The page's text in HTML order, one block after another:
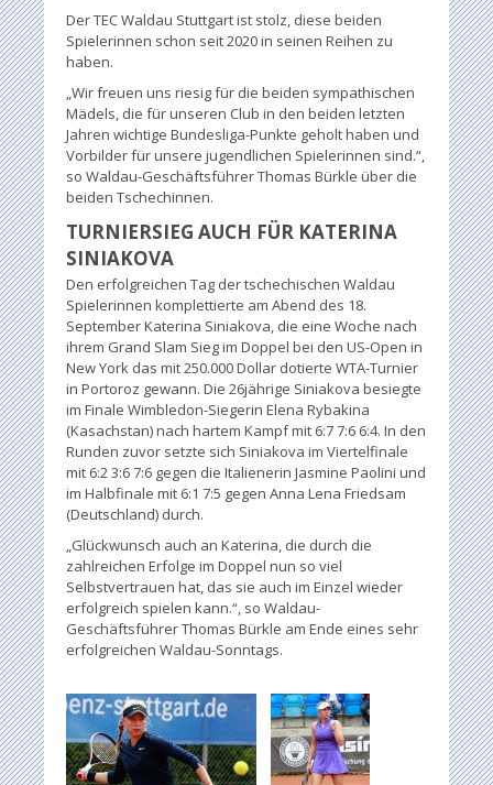
Der TEC Waldau Stuttgart ist stolz, diese beiden
Spielerinnen schon seit 2020 in seinen Reihen zu
haben.
„Wir freuen uns riesig für die beiden sympathischen
Mädels, die für unseren Club in den beiden letzten
Jahren wichtige Bundesliga-Punkte geholt haben und
Vorbilder für unsere jugendlichen Spielerinnen sind.“,
so Waldau-Geschäftsführer Thomas Bürkle über die
beiden Tschechinnen.
TURNIERSIEG AUCH FÜR KATERINA
SINIAKOVA
Den erfolgreichen Tag der tschechischen Waldau
Spielerinnen komplettierte am Abend des 18.
September Katerina Siniakova, die eine Woche nach
ihrem Grand Slam Sieg im Doppel bei den US-Open in
New York das mit 250.000 Dollar dotierte WTA-Turnier
in Portoroz gewann. Die 26jährige Siniakova besiegte
im Finale Wimbledon-Siegerin Elena Rybakina
(Kasachstan) nach hartem Kampf mit 6:7 7:6 6:4. In den
Runden zuvor setzte sich Siniakova im Viertelfinale
mit 6:2 3:6 7:6 gegen die Italienerin Jasmine Paolini und
im Halbfinale mit 6:1 7:5 gegen Anna Lena Friedsam
(Deutschland) durch.
„Glückwunsch auch an Katerina, die durch die
zahlreichen Erfolge im Doppel nun so viel
Selbstvertrauen hat, das sie auch im Einzel wieder
erfolgreich spielen kann.“, so Waldau-
Geschäftsführer Thomas Bürkle am Ende eines sehr
erfolgreichen Waldau-Sonntags.